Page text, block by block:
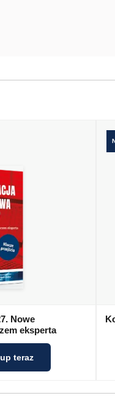
Nowe
eksperta
teraz